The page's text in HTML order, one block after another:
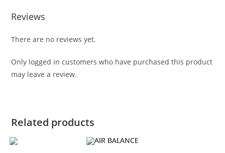
Reviews
There are no reviews yet.
Only logged in customers who have purchased this product
may leave a review.
Related products